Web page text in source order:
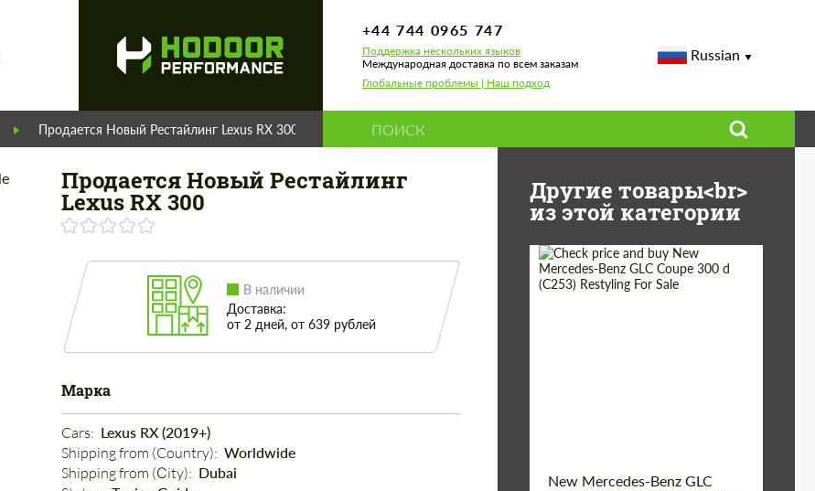
+44 744 0965 747
Поддержка нескольких языков
Международная доставка по всем заказам
Глобальные проблемы | Наш подход
Russian
Продается Новый Рестайлинг Lexus RX 300
Продается Новый Рестайлинг
Lexus RX 300
В наличии
Доставка:
от 2 дней, от 639 рублей
Марка
Cars: Lexus RX (2019+)
Shipping from (Country): Worldwide
Shipping from (Сity): Dubai
Другие товары<br>
из этой категории
New Mercedes-Benz GLC